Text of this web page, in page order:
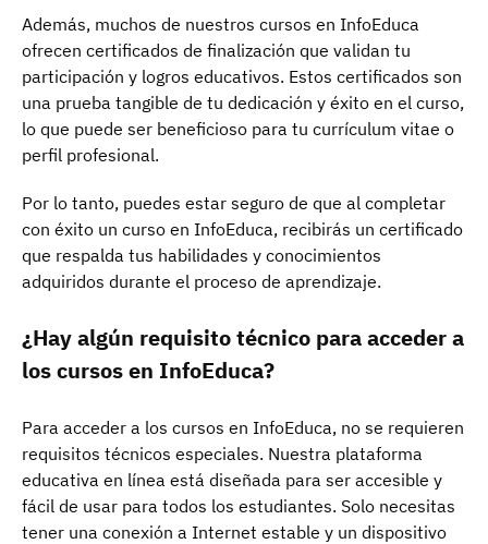
Además, muchos de nuestros cursos en InfoEduca
ofrecen certificados de finalización que validan tu
participación y logros educativos. Estos certificados son
una prueba tangible de tu dedicación y éxito en el curso,
lo que puede ser beneficioso para tu currículum vitae o
perfil profesional.
Por lo tanto, puedes estar seguro de que al completar
con éxito un curso en InfoEduca, recibirás un certificado
que respalda tus habilidades y conocimientos
adquiridos durante el proceso de aprendizaje.
¿Hay algún requisito técnico para acceder a
los cursos en InfoEduca?
Para acceder a los cursos en InfoEduca, no se requieren
requisitos técnicos especiales. Nuestra plataforma
educativa en línea está diseñada para ser accesible y
fácil de usar para todos los estudiantes. Solo necesitas
tener una conexión a Internet estable y un dispositivo